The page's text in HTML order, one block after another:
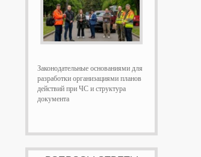
Законодательные основаниями для
разработки организациями планов
действий при ЧС и структура
документа